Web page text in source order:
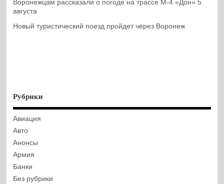
Воронежцам рассказали о погоде на трассе М-4 «Дон» 5
августа
Новый туристический поезд пройдет через Воронеж
Рубрики
Авиация
Авто
Анонсы
Армия
Банки
Без рубрики